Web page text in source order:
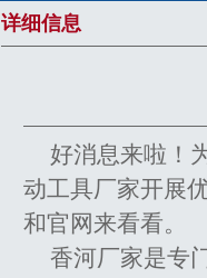
详细信息
好消息来啦！
动工具厂家开展
和官网来看看。
香河厂家是专